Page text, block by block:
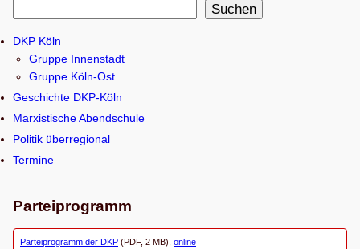
c
h
e
n
Suchen
DKP Köln
Gruppe Innenstadt
Gruppe Köln-Ost
Geschichte DKP-Köln
Marxistische Abendschule
Politik überregional
Termine
Parteiprogramm
Parteiprogramm der DKP (PDF, 2 MB), online